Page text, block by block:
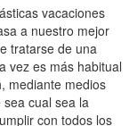
vacaciones
a nuestro mejor
tratarse de una
vez es más habitual
mediante medios
cual sea la
con todos los